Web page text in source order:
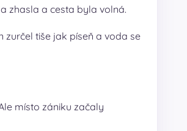
zhasla a cesta byla volná.
tiše jak píseň a voda se
místo zániku začaly